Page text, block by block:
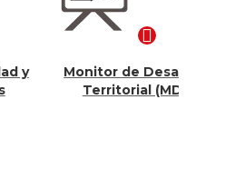
Monitor de Desarrollo
Territorial (MDT)